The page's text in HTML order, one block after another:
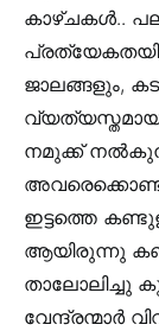
കാഴ്ചകൾ.. പല
ജാലങ്ങളും,
നമുക്ക്
ഇട്ടത്തെ
ആയിരുന്നു
താലോലിച്ചു
വേന്ദ്രന്മാർ